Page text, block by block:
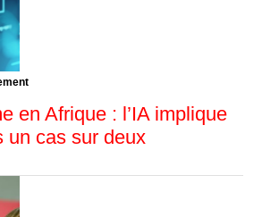
en Afrique : l’IA implique
un cas sur deux